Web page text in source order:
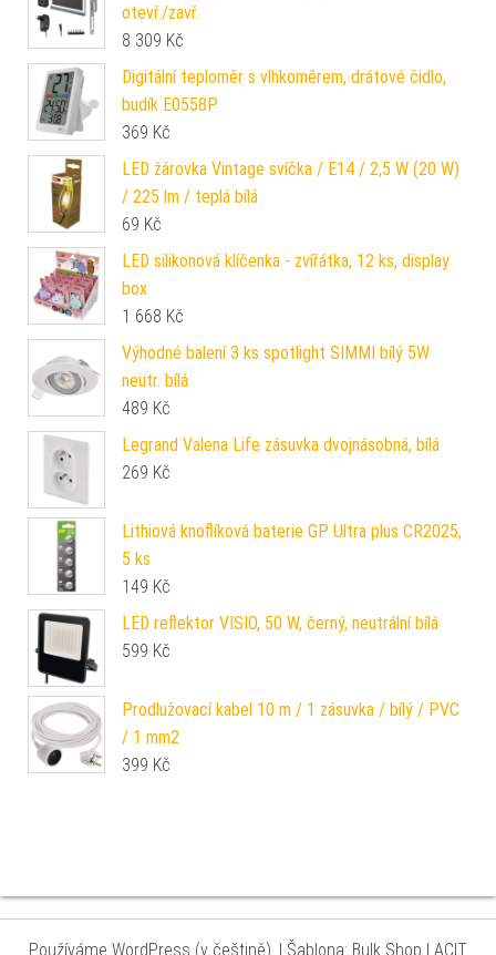
otevř./zavř.
8 309 Kč
Digitální teploměr s vlhkoměrem, drátové čidlo,
budík E0558P
369 Kč
LED žárovka Vintage svíčka / E14 / 2,5 W (20 W)
/ 225 lm / teplá bílá
69 Kč
LED silikonová klíčenka - zvířátka, 12 ks, display
box
1 668 Kč
Výhodné balení 3 ks spotlight SIMMI bílý 5W
neutr. bílá
489 Kč
Legrand Valena Life zásuvka dvojnásobná, bílá
269 Kč
Lithiová knoflíková baterie GP Ultra plus CR2025,
5 ks
149 Kč
LED reflektor VISIO, 50 W, černý, neutrální bílá
599 Kč
Prodlužovací kabel 10 m / 1 zásuvka / bílý / PVC
/ 1 mm2
399 Kč
Používáme WordPress (v češtině). | Šablona: Bulk Shop | ACIT